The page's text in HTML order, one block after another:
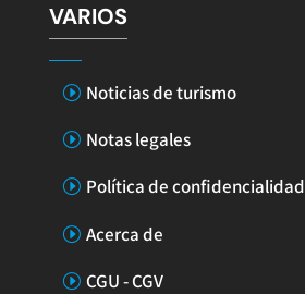
VARIOS
Noticias de turismo
Notas legales
Política de confidencialidad
Acerca de
CGU - CGV